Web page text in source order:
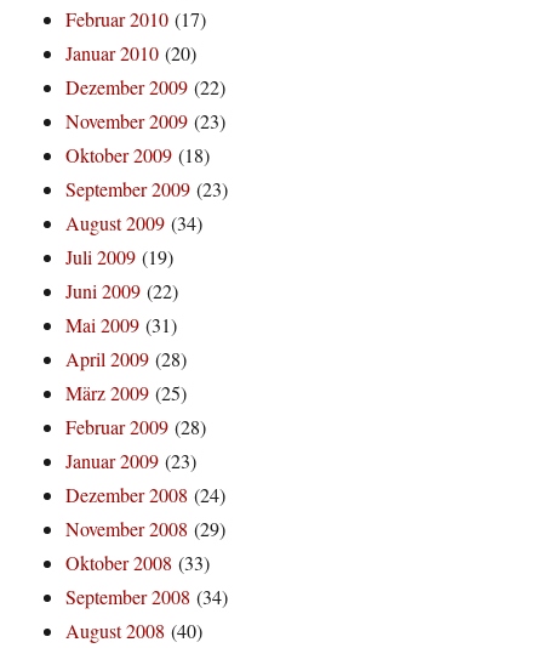
Februar 2010 (17)
Januar 2010 (20)
Dezember 2009 (22)
November 2009 (23)
Oktober 2009 (18)
September 2009 (23)
August 2009 (34)
Juli 2009 (19)
Juni 2009 (22)
Mai 2009 (31)
April 2009 (28)
März 2009 (25)
Februar 2009 (28)
Januar 2009 (23)
Dezember 2008 (24)
November 2008 (29)
Oktober 2008 (33)
September 2008 (34)
August 2008 (40)